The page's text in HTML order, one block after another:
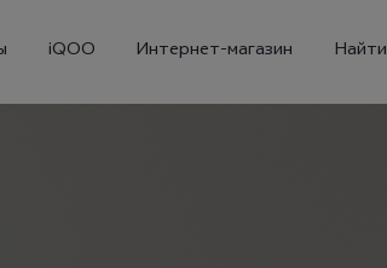
iQOO Интернет-магазин